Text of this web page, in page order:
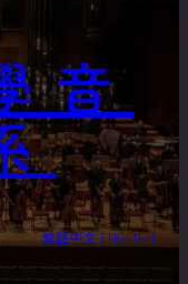
音
繁體中文 ENGLISH